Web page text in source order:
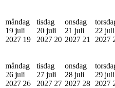
måndag
19 juli
2027 19
tisdag
20 juli
2027 20
onsdag
21 juli
2027 21
22 juli
2027
måndag
26 juli
2027 26
tisdag
27 juli
2027 27
onsdag
28 juli
2027 28
29 juli
2027